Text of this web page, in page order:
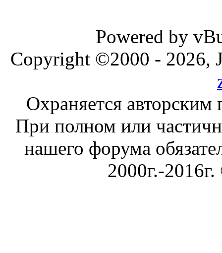
Powered by
Copyright ©2000 - 2026,
Охраняется
При полном или
нашего форума
2000г.-